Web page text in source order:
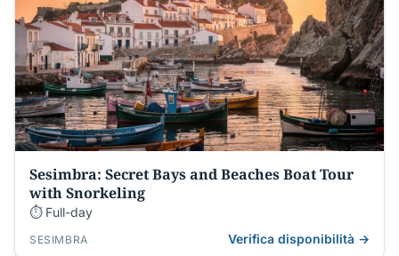
Sesimbra: Secret Bays and Beaches Boat Tour
with Snorkeling
⏱ Full-day
SESIMBRA Verifica disponibilità →